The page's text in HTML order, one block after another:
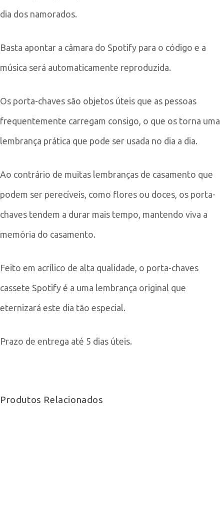
dia dos namorados.
Basta apontar a câmara do Spotify para o código e a
música será automaticamente reproduzida.
Os porta-chaves são objetos úteis que as pessoas
frequentemente carregam consigo, o que os torna uma
lembrança prática que pode ser usada no dia a dia.
Ao contrário de muitas lembranças de casamento que
podem ser perecíveis, como flores ou doces, os porta-
chaves tendem a durar mais tempo, mantendo viva a
memória do casamento.
Feito em acrílico de alta qualidade, o porta-chaves
cassete Spotify é a uma lembrança original que
eternizará este dia tão especial.
Prazo de entrega até 5 dias úteis.
Produtos Relacionados